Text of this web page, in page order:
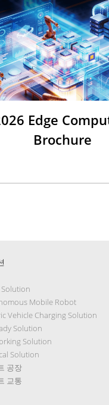
Edge
Brochure
Solution
Mobile Robot
Vehicle Charging Solution
Solution
Solution
Solution
공장
교통